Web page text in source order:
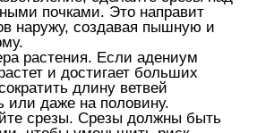
почками. Это направит
наружу, создавая пышную и
растения. Если адениум
и достигает больших
длину ветвей
или даже на половину.
срезы. Срезы должны быть